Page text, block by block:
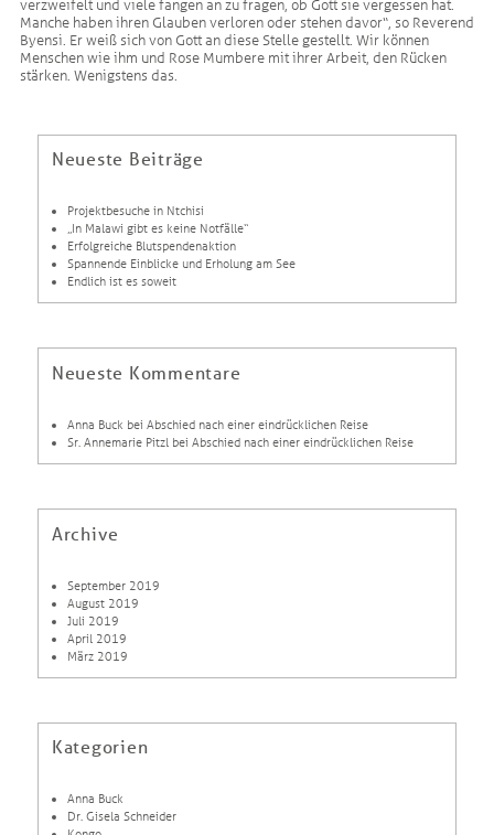
verzweifelt und viele fangen an zu fragen, ob Gott sie vergessen hat.
Manche haben ihren Glauben verloren oder stehen davor“, so Reverend
Byensi. Er weiß sich von Gott an diese Stelle gestellt. Wir können
Menschen wie ihm und Rose Mumbere mit ihrer Arbeit, den Rücken
stärken. Wenigstens das.
Neueste Beiträge
Projektbesuche in Ntchisi
„In Malawi gibt es keine Notfälle“
Erfolgreiche Blutspendenaktion
Spannende Einblicke und Erholung am See
Endlich ist es soweit
Neueste Kommentare
Anna Buck beiAbschied nach einer eindrücklichen Reise
Sr. Annemarie Pitzl beiAbschied nach einer eindrücklichen Reise
Archive
September 2019
August 2019
Juli 2019
April 2019
März 2019
Kategorien
Anna Buck
Dr. Gisela Schneider